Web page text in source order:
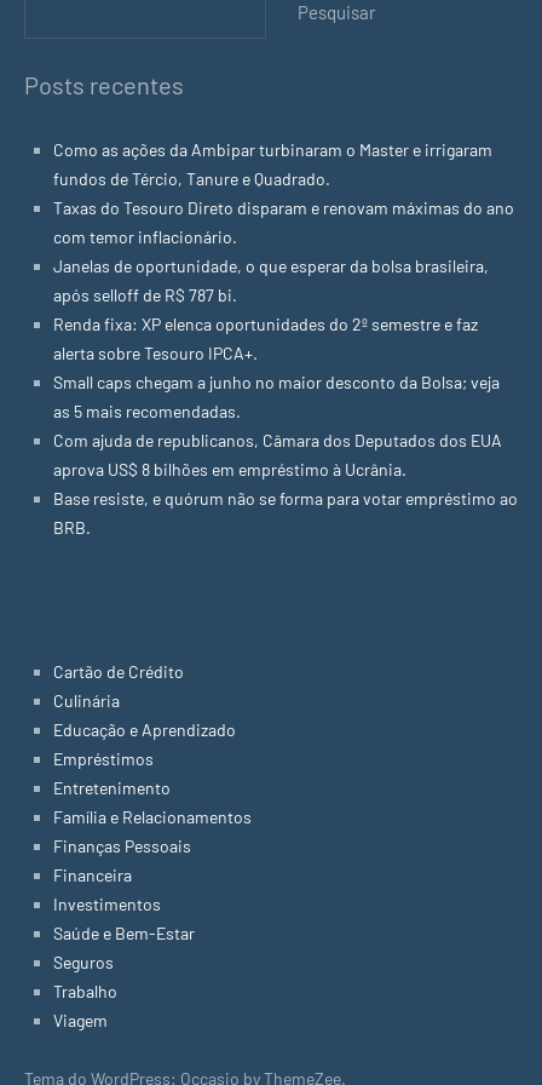
Pesquisar
Posts recentes
Como as ações da Ambipar turbinaram o Master e irrigaram
fundos de Tércio, Tanure e Quadrado.
Taxas do Tesouro Direto disparam e renovam máximas do ano
com temor inflacionário.
Janelas de oportunidade, o que esperar da bolsa brasileira,
após selloff de R$ 787 bi.
Renda fixa: XP elenca oportunidades do 2º semestre e faz
alerta sobre Tesouro IPCA+.
Small caps chegam a junho no maior desconto da Bolsa; veja
as 5 mais recomendadas.
Com ajuda de republicanos, Câmara dos Deputados dos EUA
aprova US$ 8 bilhões em empréstimo à Ucrânia.
Base resiste, e quórum não se forma para votar empréstimo ao
BRB.
Cartão de Crédito
Culinária
Educação e Aprendizado
Empréstimos
Entretenimento
Família e Relacionamentos
Finanças Pessoais
Financeira
Investimentos
Saúde e Bem-Estar
Seguros
Trabalho
Viagem
Tema do WordPress: Occasio by ThemeZee.